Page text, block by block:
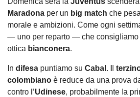
Maradona per un big match che
morale e ambizioni. Come ogni
— uno per reparto — che consigliamo
ottica bianconera.
​In difesa puntiamo su Cabal . Il
colombiano è reduce da una prova
contro l’Udinese, probabilmente la